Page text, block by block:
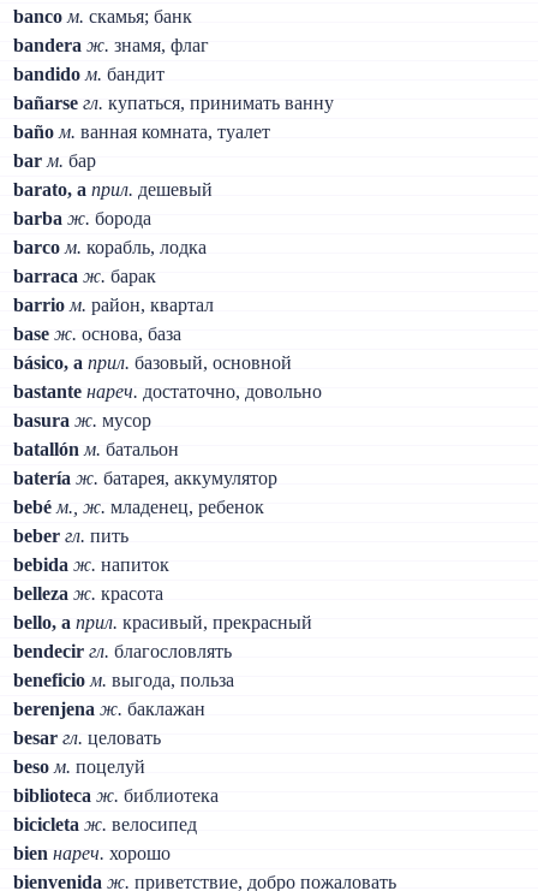
banco м. скамья; банк
bandera ж. знамя, флаг
bandido м. бандит
bañarse гл. купаться, принимать ванну
baño м. ванная комната, туалет
bar м. бар
barato, a прил. дешевый
barba ж. борода
barco м. корабль, лодка
barraca ж. барак
barrio м. район, квартал
base ж. основа, база
básico, a прил. базовый, основной
bastante нареч. достаточно, довольно
basura ж. мусор
batallón м. батальон
batería ж. батарея, аккумулятор
bebé м., ж. младенец, ребенок
beber гл. пить
bebida ж. напиток
belleza ж. красота
bello, a прил. красивый, прекрасный
bendecir гл. благословлять
beneficio м. выгода, польза
berenjena ж. баклажан
besar гл. целовать
beso м. поцелуй
biblioteca ж. библиотека
bicicleta ж. велосипед
bien нареч. хорошо
bienvenida ж. приветствие, добро пожаловать